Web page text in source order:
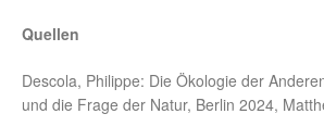
Quellen
Descola, Philippe: Die Ökologie der
und die Frage der Natur, Berlin 2024,